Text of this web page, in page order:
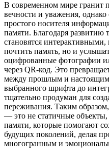
В современном мире гранит
вечности и уважения,
простого носителя
памяти. Благодаря развитию
становятся интерактивными,
почтить память, но и
оцифрованные фотографии
через QR-код. Это
между прошлым и
выбранного шрифта до
тщательно продуман для
переживания. Таким
— это не статичные
памяти, которые помогают
будущих поколений, делая
многогранным и